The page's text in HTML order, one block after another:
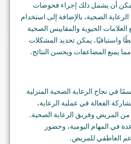
أن يشمل ذلك إجراء فحوصات
الصحية، بالإضافة إلى استخدام
العلامات الحيوية والمقاييس الصحية
واستباقيًا، يمكن تحديد المشكلات
يمنع المضاعفات ويحسن النتائج.
في نجاح الرعاية الصحية المنزلية
الفعالة في عملية الرعاية،
المريض وفريق الرعاية الصحية.
في المهام اليومية، وحضور
العاطفي للمريض.